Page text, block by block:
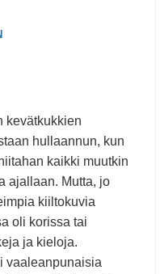
kevätkukkien
hullaannun, kun
kaikki muutkin
ajallaan. Mutta, jo
kiiltokuvia
oli korissa tai
ja kieloja.
vaaleanpunaisia